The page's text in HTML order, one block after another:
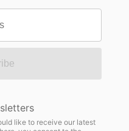
ลที่ได้รับการขัดเกลา
ม่ง่าย แผงตกแต่ง
ที่จะออกมาเป็นรูปทรง
จากขั้นตอนก่อนหน้า
ระสิทธิภาพ?" เพื่อ
บใช้งาน Edge AI
ได้
เชี่ยวชาญด้านการติด
มาตรฐานขนาด 19 นิ้ว
ค์กรสามารถสร้าง
like to receive our latest